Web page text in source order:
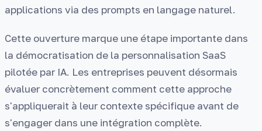
applications via des prompts en langage naturel.
Cette ouverture marque une étape importante dans
la démocratisation de la personnalisation SaaS
pilotée par IA. Les entreprises peuvent désormais
évaluer concrètement comment cette approche
s'appliquerait à leur contexte spécifique avant de
s'engager dans une intégration complète.